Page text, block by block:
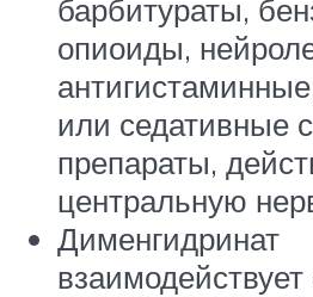
барбитураты,
опиоиды,
или седативные
препараты,
центральную
Дименгидринат